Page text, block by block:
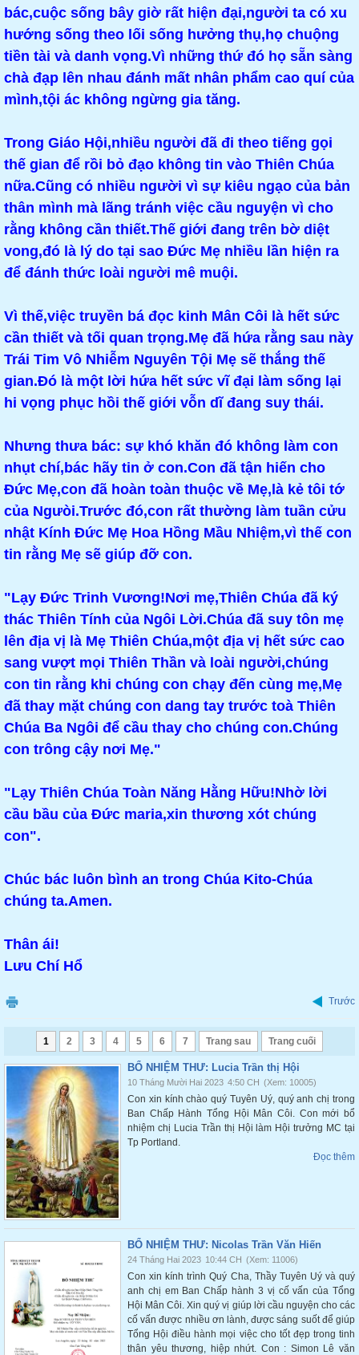
bác,cuộc sống bây giờ rất hiện đại,người ta có xu
hướng sống theo lối sống hưởng thụ,họ chuộng
tiền tài và danh vọng.Vì những thứ đó họ sẵn sàng
chà đạp lên nhau đánh mất nhân phẩm cao quí của
mình,tội ác không ngừng gia tăng.
Trong Giáo Hội,nhiều người đã đi theo tiếng gọi
thế gian để rồi bỏ đạo không tin vào Thiên Chúa
nữa.Cũng có nhiều người vì sự kiêu ngạo của bản
thân mình mà lãng tránh việc cầu nguyện vì cho
rằng không cần thiết.Thế giới đang trên bờ diệt
vong,đó là lý do tại sao Đức Mẹ nhiều lần hiện ra
để đánh thức loài người mê muội.
Vì thế,việc truyền bá đọc kinh Mân Côi là hết sức
cần thiết và tối quan trọng.Mẹ đã hứa rằng sau này
Trái Tim Vô Nhiễm Nguyên Tội Mẹ sẽ thắng thế
gian.Đó là một lời hứa hết sức vĩ đại làm sống lại
hi vọng phục hồi thế giới vỗn dĩ đang suy thái.
Nhưng thưa bác: sự khó khăn đó không làm con
nhụt chí,bác hãy tin ở con.Con đã tận hiến cho
Đức Mẹ,con đã hoàn toàn thuộc về Mẹ,là kẻ tôi tớ
của Ngưòi.Trước đó,con rất thường làm tuần cửu
nhật Kính Đức Mẹ Hoa Hồng Mầu Nhiệm,vì thế con
tin rằng Mẹ sẽ giúp đỡ con.
"Lạy Đức Trinh Vương!Nơi mẹ,Thiên Chúa đã ký
thác Thiên Tính của Ngôi Lời.Chúa đã suy tôn mẹ
lên địa vị là Mẹ Thiên Chúa,một địa vị hết sức cao
sang vượt mọi Thiên Thần và loài người,chúng
con tin rằng khi chúng con chạy đến cùng mẹ,Mẹ
đã thay mặt chúng con dang tay trước toà Thiên
Chúa Ba Ngôi để cầu thay cho chúng con.Chúng
con trông cậy nơi Mẹ."
"Lạy Thiên Chúa Toàn Năng Hằng Hữu!Nhờ lời
cầu bầu của Đức maria,xin thương xót chúng
con".
Chúc bác luôn bình an trong Chúa Kito-Chúa
chúng ta.Amen.
Thân ái!
Lưu Chí Hổ
Trước
1 2 3 4 5 6 7 Trang sau Trang cuối
BỔ NHIỆM THƯ: Lucia Trần thị Hội
10 Tháng Mười Hai 2023 4:50 CH (Xem: 10005)
Con xin kính chào quý Tuyên Uý, quý anh chị trong
Ban Chấp Hành Tổng Hội Mân Côi. Con mới bổ
nhiệm chị Lucia Trần thị Hội làm Hội trưởng MC tại
Tp Portland.
Đọc thêm
BỔ NHIỆM THƯ: Nicolas Trần Văn Hiến
24 Tháng Hai 2023 10:44 CH (Xem: 11006)
Con xin kính trình Quý Cha, Thầy Tuyên Uý và quý
anh chị em Ban Chấp hành 3 vị cố vấn của Tổng
Hội Mân Côi. Xin quý vị giúp lời cầu nguyện cho các
cố vấn được nhiều ơn lành, được sáng suốt để giúp
Tổng Hội điều hành mọi việc cho tốt đẹp trong tinh
thân yêu thương, hiệp nhứt. Con : Simon Lê văn